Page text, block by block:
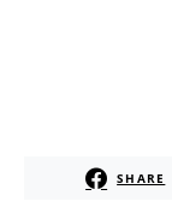
SHARE